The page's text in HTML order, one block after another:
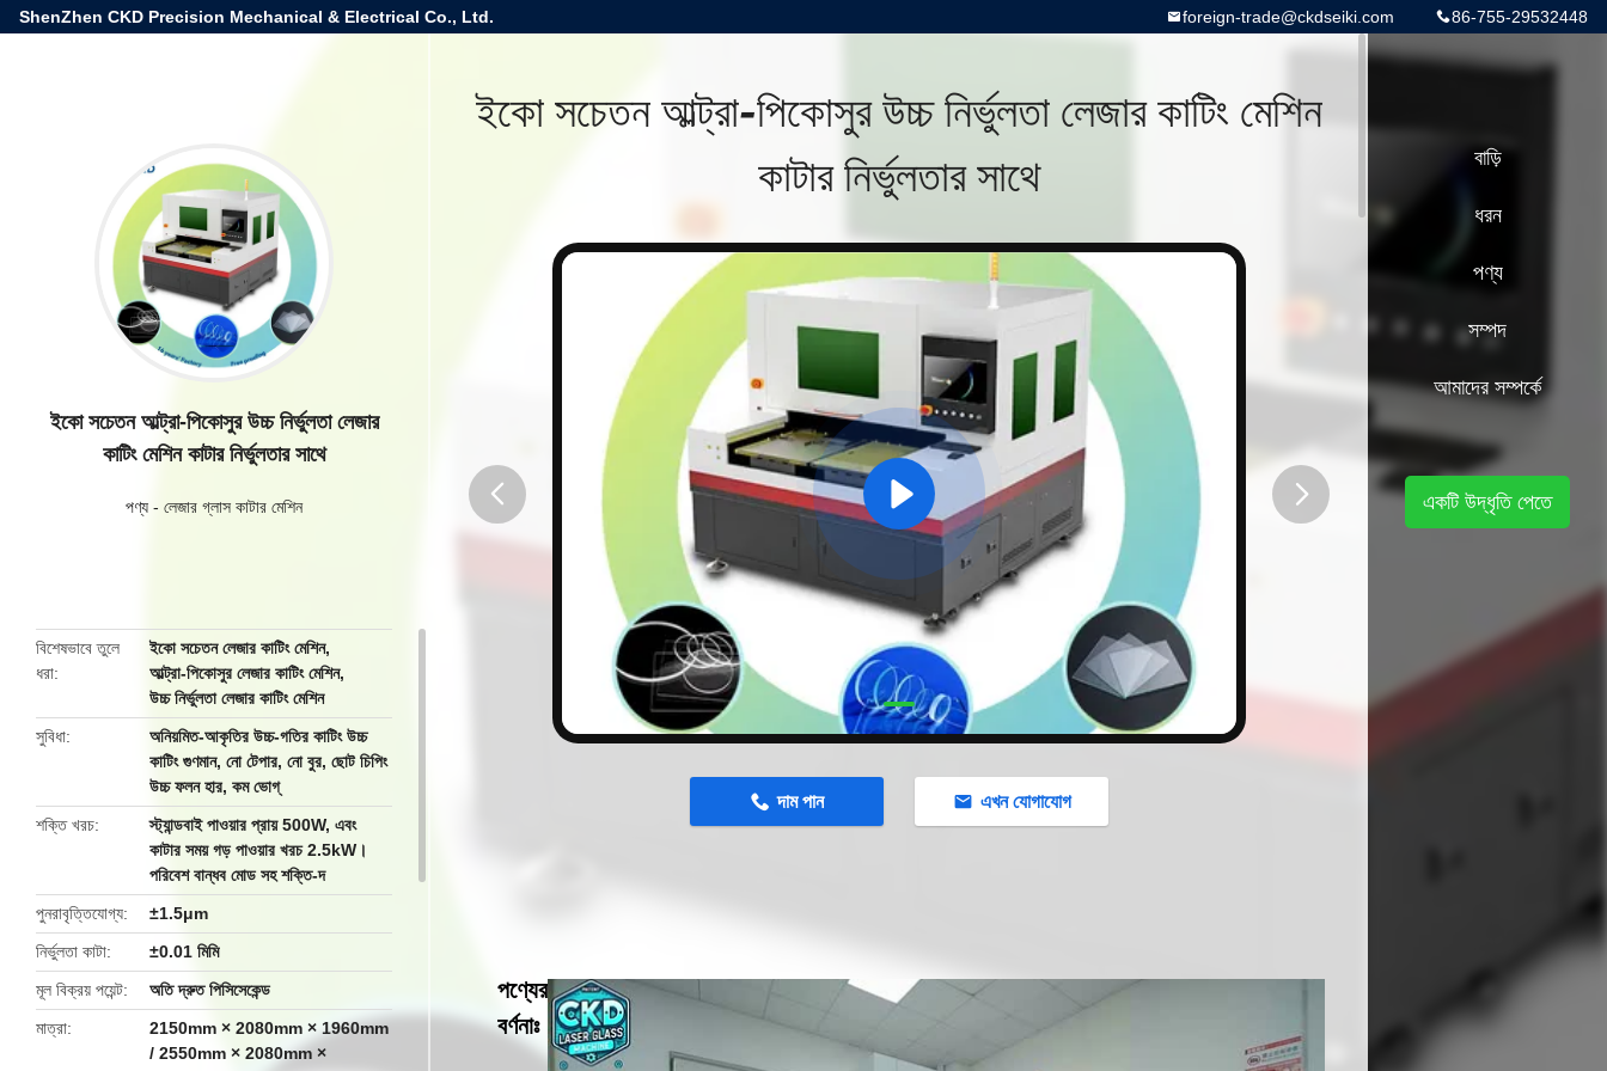
ShenZhen CKD Precision Mechanical & Electrical Co., Ltd. 86-755-29532448
foreign-trade@ckdseiki.com
ইকো সচেতন আল্ট্রা-পিকোসুর উচ্চ নির্ভুলতা লেজার
কাটিং মেশিন কাটার নির্ভুলতার সাথে
পণ্য - লেজার গ্লাস কাটার মেশিন
বিশেষভাবে তুলে
ধরা
ইকো সচেতন লেজার কাটিং মেশিন,
আল্ট্রা-পিকোসুর লেজার কাটিং মেশিন,
উচ্চ নির্ভুলতা লেজার কাটিং মেশিন
সুবিধা
অনিয়মিত-আকৃতির উচ্চ-গতির কাটিং উচ্চ
কাটিং গুণমান, নো টেপার, নো বুর, ছোট চিপিং
উচ্চ ফলন হার, কম ভোগ্
শক্তি খরচ
স্ট্যান্ডবাই পাওয়ার প্রায় 500W, এবং
কাটার সময় গড় পাওয়ার খরচ 2.5kW।
পরিবেশ বান্ধব মোড সহ শক্তি-দ
পুনরাবৃত্তিযোগ্য
±1.5μm
নির্ভুলতা কাটা
±0.01 মিমি
মূল বিক্রয় পয়েন্ট
অতি দ্রুত পিসিসেকেন্ড
মাত্রা
2150mm × 2080mm × 1960mm
/ 2550mm × 2080mm ×
ইকো সচেতন আল্ট্রা-পিকোসুর উচ্চ নির্ভুলতা লেজার কাটিং মেশিন
কাটার নির্ভুলতার সাথে
button
দাম পান এখন যোগাযোগ
পণ্যের
বর্ণনাঃ
বাড়ি
ধরন
পণ্য
সম্পদ
আমাদের সম্পর্কে
একটি উদ্ধৃতি পেতে